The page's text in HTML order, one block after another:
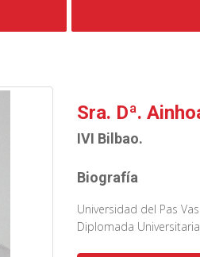
Sra. Dª.
IVI Bilbao.
Biografía
Universidad del Pas
Diplomada Universitaria